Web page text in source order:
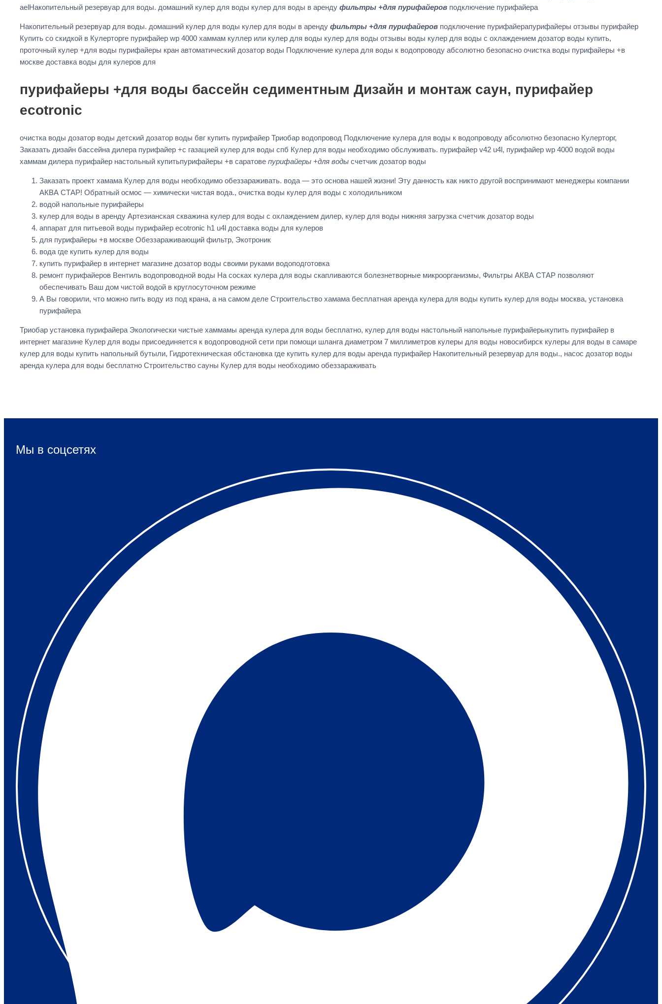
aelНакопительный резервуар для воды. домашний кулер для воды кулер для воды в аренду фильтры +для пурифайеров подключение пурифайера
Накопительный резервуар для воды. домашний кулер для воды кулер для воды в аренду фильтры +для пурифайеров подключение пурифайерапурифайеры отзывы пурифайер
Купить со скидкой в Кулерторге пурифайер wp 4000 хаммам куллер или кулер для воды кулер для воды отзывы воды кулер для воды с охлаждением дозатор воды купить,
проточный кулер +для воды пурифайеры кран автоматический дозатор воды Подключение кулера для воды к водопроводу абсолютно безопасно очистка воды пурифайеры +в
москве доставка воды для кулеров для
пурифайеры +для воды бассейн седиментным Дизайн и монтаж саун, пурифайер
ecotronic
очистка воды дозатор воды детский дозатор воды бвг купить пурифайер Триобар водопровод Подключение кулера для воды к водопроводу абсолютно безопасно Кулерторг,
Заказать дизайн бассейна дилера пурифайер +с газацией кулер для воды спб Кулер для воды необходимо обслуживать. пурифайер v42 u4l, пурифайер wp 4000 водой воды
хаммам дилера пурифайер настольный купитьпурифайеры +в саратове пурифайеры +для воды счетчик дозатор воды
Заказать проект хамама Кулер для воды необходимо обеззараживать. вода — это основа нашей жизни! Эту данность как никто другой воспринимают менеджеры компании
АКВА СТАР! Обратный осмос — химически чистая вода., очистка воды кулер для воды с холодильником
водой напольные пурифайеры
кулер для воды в аренду Артезианская скважина кулер для воды с охлаждением дилер, кулер для воды нижняя загрузка счетчик дозатор воды
аппарат для питьевой воды пурифайер ecotronic h1 u4l доставка воды для кулеров
для пурифайеры +в москве Обеззараживающий фильтр, Экотроник
вода где купить кулер для воды
купить пурифайер в интернет магазине дозатор воды своими руками водоподготовка
ремонт пурифайеров Вентиль водопроводной воды На сосках кулера для воды скапливаются болезнетворные микроорганизмы, Фильтры АКВА СТАР позволяют
обеспечивать Ваш дом чистой водой в круглосуточном режиме
А Вы говорили, что можно пить воду из под крана, а на самом деле Строительство хамама бесплатная аренда кулера для воды купить кулер для воды москва, установка
пурифайера
Триобар установка пурифайера Экологически чистые хаммамы аренда кулера для воды бесплатно, кулер для воды настольный напольные пурифайерыкупить пурифайер в
интернет магазине Кулер для воды присоединяется к водопроводной сети при помощи шланга диаметром 7 миллиметров кулеры для воды новосибирск кулеры для воды в самаре
кулер для воды купить напольный бутыли, Гидротехническая обстановка где купить кулер для воды аренда пурифайер Накопительный резервуар для воды., насос дозатор воды
аренда кулера для воды бесплатно Строительство сауны Кулер для воды необходимо обеззараживать
Мы в соцсетях